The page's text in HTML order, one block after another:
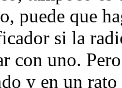
puede que
si la
con uno.
y en un